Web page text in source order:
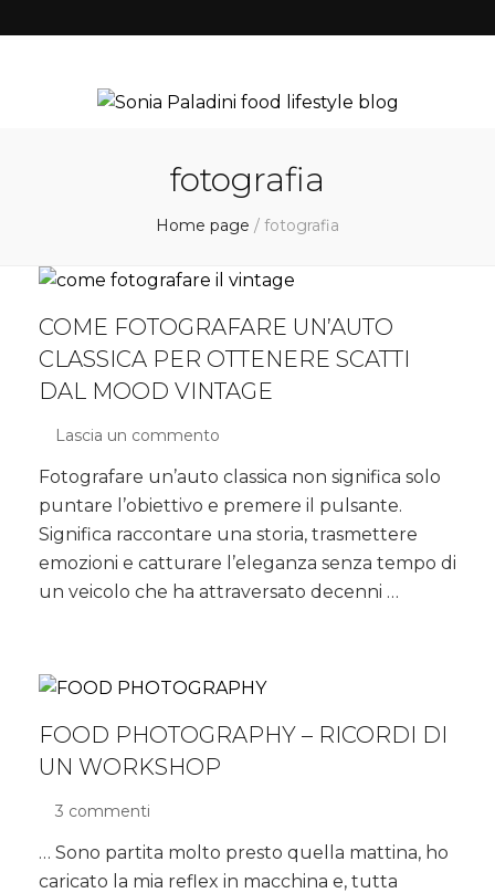
fotografia
Home page / fotografia
COME FOTOGRAFARE UN’AUTO
CLASSICA PER OTTENERE SCATTI
DAL MOOD VINTAGE
Lascia un commento
fotografare
un’auto
classica
per
ottenere
scatti
Fotografare un’auto classica non significa solo
puntare l’obiettivo e premere il pulsante.
Significa raccontare una storia, trasmettere
emozioni e catturare l’eleganza senza tempo di
un veicolo che ha attraversato decenni …
FOOD PHOTOGRAPHY – RICORDI DI
UN WORKSHOP
3 commenti
PHOTOGRAPHY
–
… Sono partita molto presto quella mattina, ho
caricato la mia reflex in macchina e, tutta